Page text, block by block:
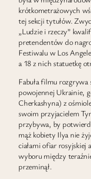
krótkometrażowych
tej sekcji tytułów.
„Ludzie i rzeczy”
pretendentów do
Festiwalu w Los
a 18 z nich statuetkę
Fabuła filmu rozgrywa
powojennej Ukrainie,
Cherkashyna) z
swoim przyjacielem
przybywa, by
mąż kobiety Ilya nie
ciałami ofiar rosyjskiej
wyboru między
przeminął.